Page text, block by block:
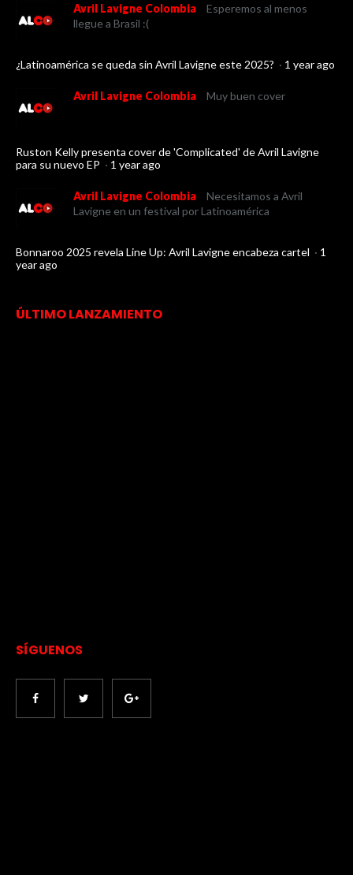
Avril Lavigne Colombia
Esperemos al menos
llegue a Brasil :(
¿Latinoamérica se queda sin Avril Lavigne este 2025? · 1 year ago
Avril Lavigne Colombia Muy buen cover
Ruston Kelly presenta cover de 'Complicated' de Avril Lavigne
para su nuevo EP · 1 year ago
Avril Lavigne Colombia
Necesitamos a Avril
Lavigne en un festival por Latinoamérica
Bonnaroo 2025 revela Line Up: Avril Lavigne encabeza cartel · 1
year ago
ÚLTIMO LANZAMIENTO
SÍGUENOS